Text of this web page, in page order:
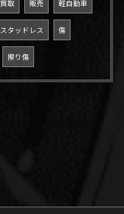
買取 販売 軽自動車
スタッドレス 傷
擦り傷